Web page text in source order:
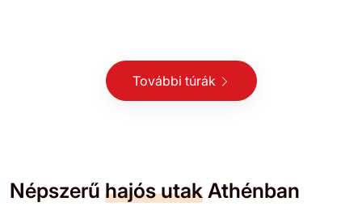
További túrák
Népszerű hajós utak Athénban